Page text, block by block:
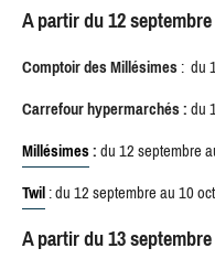
A partir du 12 septembre
Comptoir des Millésimes: du
Carrefour hypermarchés :du
Millésimes:du 12 septembre
Twil: du 12 septembre au 10
A partir du 13 septembre